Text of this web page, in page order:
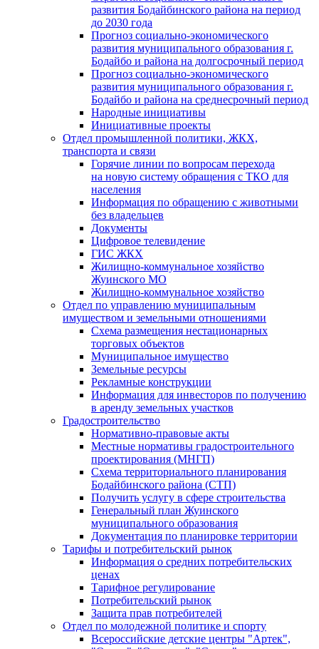
развития Бодайбинского района на период
до 2030 года
Прогноз социально-экономического
развития муниципального образования г.
Бодайбо и района на долгосрочный период
Прогноз социально-экономического
развития муниципального образования г.
Бодайбо и района на среднесрочный период
Народные инициативы
Инициативные проекты
Отдел промышленной политики, ЖКХ,
транспорта и связи
Горячие линии по вопросам перехода
на новую систему обращения с ТКО для
населения
Информация по обращению с животными
без владельцев
Документы
Цифровое телевидение
ГИС ЖКХ
Жилищно-коммунальное хозяйство
Жуинского МО
Жилищно-коммунальное хозяйство
Отдел по управлению муниципальным
имуществом и земельными отношениями
Схема размещения нестационарных
торговых объектов
Муниципальное имущество
Земельные ресурсы
Рекламные конструкции
Информация для инвесторов по получению
в аренду земельных участков
Градостроительство
Нормативно-правовые акты
Местные нормативы градостроительного
проектирования (МНГП)
Схема территориального планирования
Бодайбинского района (СТП)
Получить услугу в сфере строительства
Генеральный план Жуинского
муниципального образования
Документация по планировке территории
Тарифы и потребительский рынок
Информация о средних потребительских
ценах
Тарифное регулирование
Потребительский рынок
Защита прав потребителей
Отдел по молодежной политике и спорту
Всероссийские детские центры "Артек",